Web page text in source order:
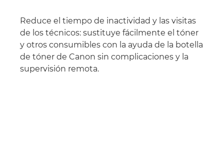
Reduce el tiempo de inactividad y las visitas
de los técnicos: sustituye fácilmente el tóner
y otros consumibles con la ayuda de la botella
de tóner de Canon sin complicaciones y la
supervisión remota.